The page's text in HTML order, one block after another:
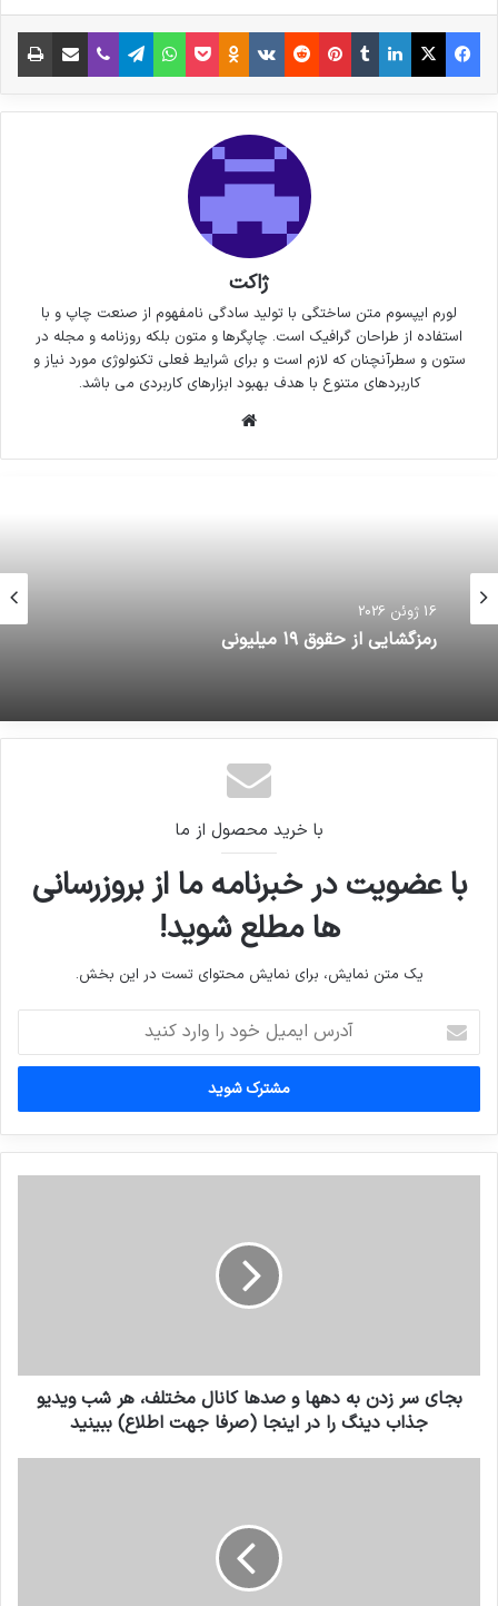
فیس بوک X لینکدین
‫تامبلر‫پین‌ترست
‫رددیت‫VKontakte
‫Odnoklassniki
پاکتواتس آپ تلگراموایبر اشتراک گذاری از طریق ایمیل
ژاکت
لورم ایپسوم متن ساختگی با تولید سادگی نامفهوم از صنعت چاپ و با
استفاده از طراحان گرافیک است. چاپگرها و متون بلکه روزنامه و مجله در
ستون و سطرآنچنان که لازم است و برای شرایط فعلی تکنولوژی مورد نیاز و
کاربردهای متنوع با هدف بهبود ابزارهای کاربردی می باشد.
16 ژوئن 2026
گزارش مقدماتی زمین‌لرزه
با خرید محصول از ما
با عضویت در خبرنامه ما از بروزرسانی
ها مطلع شوید!
یک متن نمایش، برای نمایش محتوای تست در این بخش.
ایمیل
خود
وارد
کنید
بجای سر زدن به دهها و صدها کانال مختلف، هر شب ویدیو
جذاب دینگ را در اینجا (صرفا جهت اطلاع) ببینید